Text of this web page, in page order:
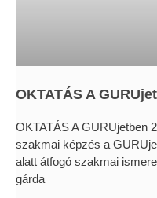
OKTATÁS A
OKTATÁS A GURUjetben
szakmai képzés a
alatt átfogó szakmai
gárda